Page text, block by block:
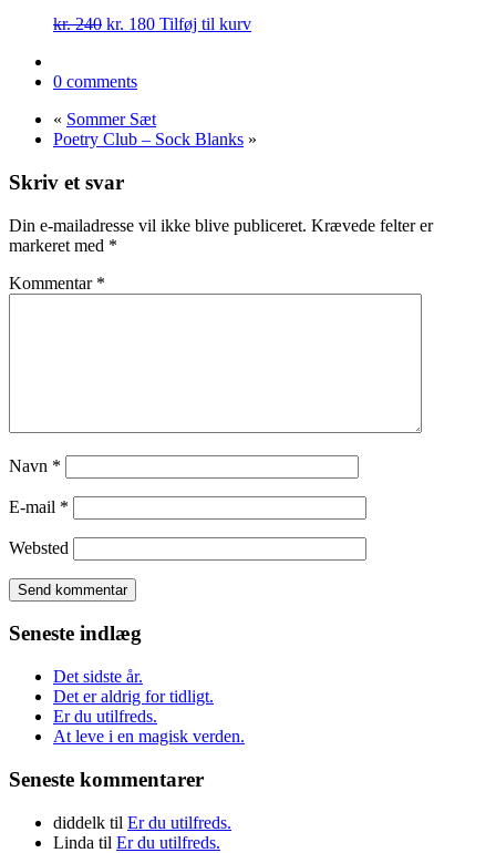
kr.240 Den
var:
kr. 180Den
Tilføj til kurv
0 comments
« Sommer Sæt
Poetry Club – Sock Blanks »
Skriv et svar
Din e-mailadresse vil ikke blive publiceret. Krævede felter er
markeret med *
Kommentar *
Navn *
E-mail *
Websted
Seneste indlæg
Det sidste år.
Det er aldrig for tidligt.
Er du utilfreds.
At leve i en magisk verden.
Seneste kommentarer
diddelk til Er du utilfreds.
Linda til Er du utilfreds.